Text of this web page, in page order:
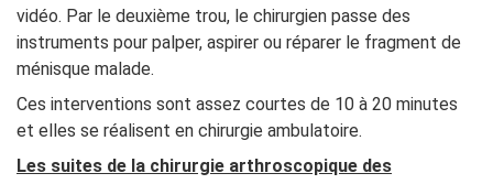
vidéo. Par le deuxième trou, le chirurgien passe des
instruments pour palper, aspirer ou réparer le fragment de
ménisque malade.
Ces interventions sont assez courtes de 10 à 20 minutes
et elles se réalisent en chirurgie ambulatoire.
Les suites de la chirurgie arthroscopique des